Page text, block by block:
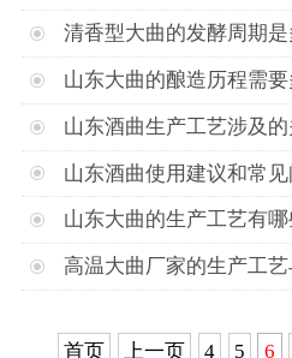
清香型大曲的发酵周期是
山东大曲的酿造历程需
山东酒曲生产工艺涉及的
山东酒曲使用建议和常见
山东大曲的生产工艺有
高温大曲厂家的生产工艺
首页 上一页 4 5 6